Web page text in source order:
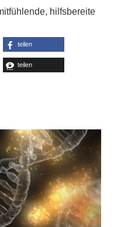
hilfsbereite
teilen
teilen